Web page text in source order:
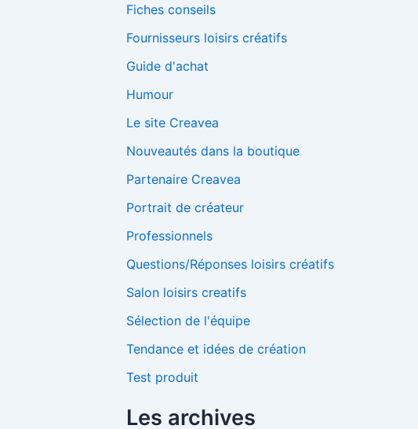
Fiches conseils
Fournisseurs loisirs créatifs
Guide d'achat
Humour
Le site Creavea
Nouveautés dans la boutique
Partenaire Creavea
Portrait de créateur
Professionnels
Questions/Réponses loisirs créatifs
Salon loisirs creatifs
Sélection de l'équipe
Tendance et idées de création
Test produit
Les archives